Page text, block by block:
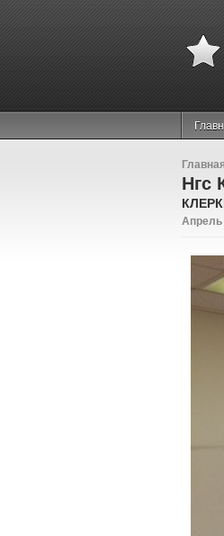
Главная
Нгс
Апрель